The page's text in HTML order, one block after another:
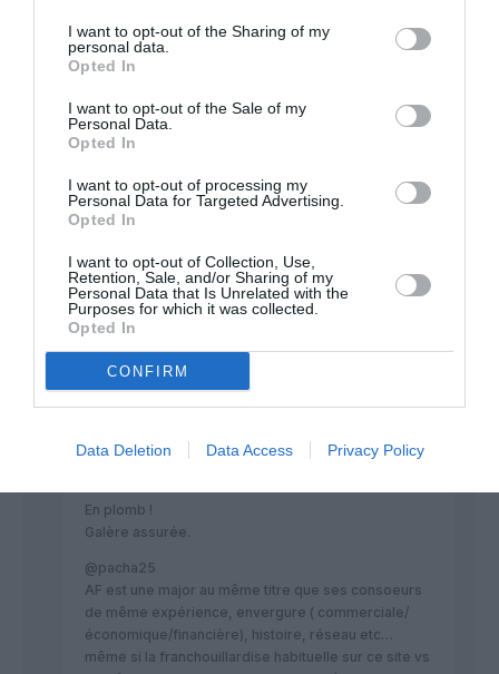
I want to opt-out of the Sharing of my
personal data.
Opted In
I want to opt-out of the Sale of my
Personal Data.
Opted In
I want to opt-out of processing my
Personal Data for Targeted Advertising.
Opted In
I want to opt-out of Collection, Use,
Retention, Sale, and/or Sharing of my
Personal Data that Is Unrelated with the
Purposes for which it was collected.
Opted In
CONFIRM
Data Deletion Data Access Privacy Policy
Salva63
23 décembre
Et le A340-500
Victorinoa commenté :
22 décembre 2017 - 16 h
29 min
Tout ce que ethiyad touche ne se transforme pas en or
Peta commenté :
22 décembre 2017 -
En plomb !
Galère assurée.
@pacha25
AF est une major au même titre que ses consoeurs
de même expérience, envergure ( commerciale/
économique/financière), histoire, réseau etc…
même si la franchouillardise habituelle sur ce site vs